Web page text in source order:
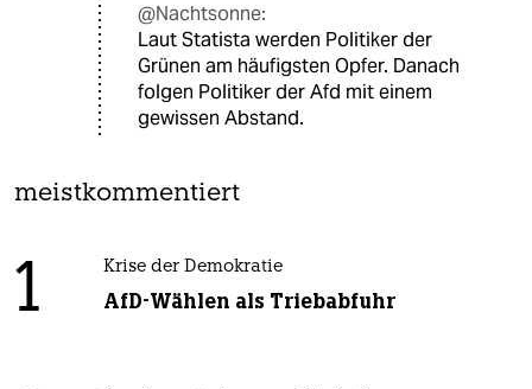
@Nachtsonne:
Laut Statista werden Politiker der
Grünen am häufigsten Opfer. Danach
folgen Politiker der Afd mit einem
gewissen Abstand.
meistkommentiert
1 Krise der Demokratie
AfD-Wählen als Triebabfuhr